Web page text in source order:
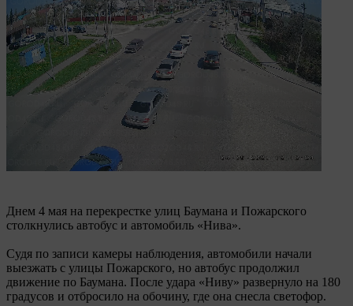
Днем 4 мая на перекрестке улиц Баумана и Пожарского
столкнулись автобус и автомобиль «Нива».
Судя по записи камеры наблюдения, автомобили начали
выезжать с улицы Пожарского, но автобус продолжил
движение по Баумана. После удара «Ниву» развернуло на 180
градусов и отбросило на обочину, где она снесла светофор.